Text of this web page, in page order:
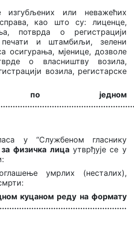
изгубљених или неважећих
као што су: лиценце,
потврда о регистрацији
печати и штамбиљи, зелени
осигурања, мјенице, дозволе
о власништву возила,
возила, регистарске
по једном
у “Службеном гласнику
за физичка лица утврђује се у
умрлих (несталих),
куцаном реду на формату
...........................